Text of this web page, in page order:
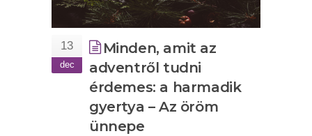
13
dec
Minden, amit az
adventről tudni
érdemes: a harmadik
gyertya – Az öröm
ünnepe